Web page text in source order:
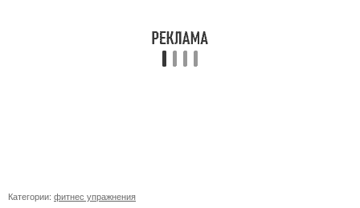
Категории: фитнес упражнения